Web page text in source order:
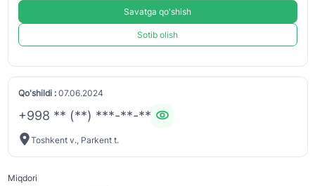
Savatga qo'shish
Sotib olish
Qo'shildi :07.06.2024
+998 ** (**) ***-**-**
Toshkent v., Parkent t.
Miqdori